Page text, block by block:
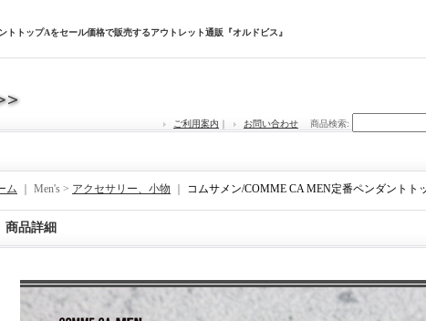
トップAをセール価格で販売するアウトレット通販『オルドビス』
ご利用案内 ｜ お問い合わせ 商品検索:
ム ｜ Men's > アクセサリー、小物 コムサメン/COMME CA MEN定番ペンダントト
商品詳細